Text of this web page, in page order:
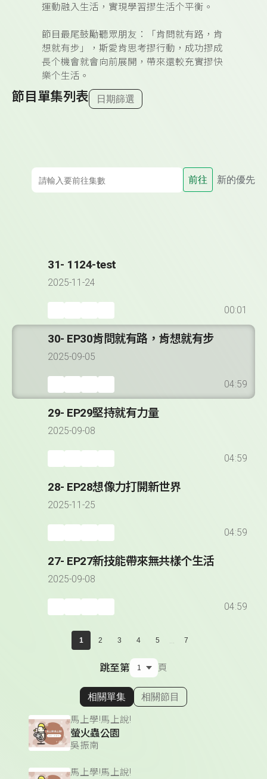
運動融入生活，實現學習摎生活个平衡。
節目最尾鼓勵聽眾朋友：「肯問就有路，肯
想就有步」，斯愛肯思考摎行動，成功摎成
長个機會就會向前展開，帶來還較充實摎快
樂个生活。
節目單集列表 日期篩選
前往 新的優先
31- 1124-test
2025-11-24
00:01
30- EP30肯問就有路，肯想就有步
2025-09-05
04:59
29- EP29堅持就有力量
2025-09-08
04:59
28- EP28想像力打開新世界
2025-11-25
04:59
27- EP27新技能帶來無共樣个生活
2025-09-08
04:59
1 2 3 4 5 ... 7
跳至第 頁
顯示相關單集
相關單集 相關節目
馬上學!馬上說!
螢火蟲公園
吳振南
馬上學!馬上說!